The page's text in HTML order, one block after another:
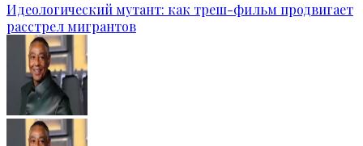
Идеологический мутант: как треш-фильм продвигает
расстрел мигрантов